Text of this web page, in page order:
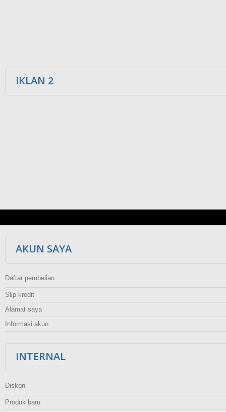
IKLAN 2
AKUN SAYA
Daftar pembelian
Slip kredit
Alamat saya
Informasi akun
INTERNAL
Diskon
Produk baru